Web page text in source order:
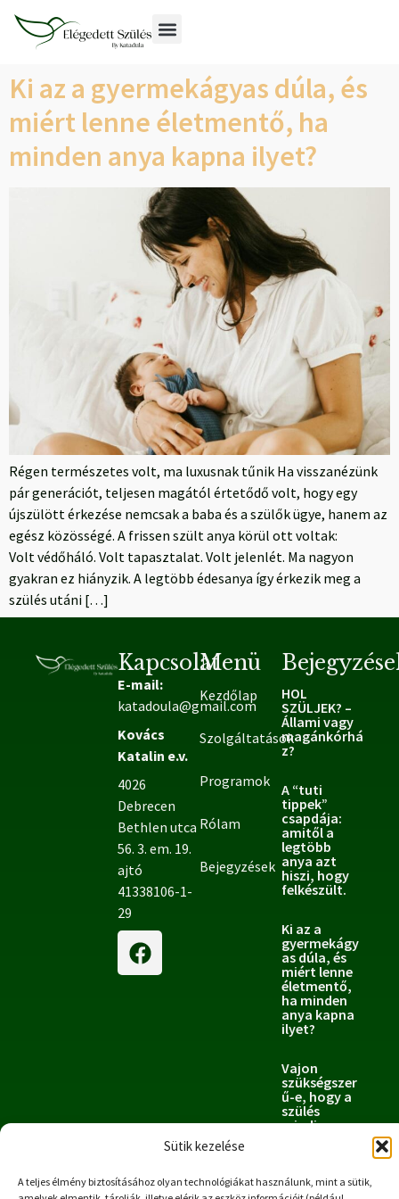
Sütik kezelése
A teljes élmény biztosításához olyan technológiákat használunk, mint a sütik,
Ki az a gyermekágyas dúla, és
miért lenne életmentő, ha
minden anya kapna ilyet?
Régen természetes volt, ma luxusnak tűnik Ha visszanézünk
pár generációt, teljesen magától értetődő volt, hogy egy
újszülött érkezése nemcsak a baba és a szülők ügye, hanem az
egész közösségé. A frissen szült anya körül ott voltak:
Volt védőháló. Volt tapasztalat. Volt jelenlét. Ma nagyon
gyakran ez hiányzik. A legtöbb édesanya így érkezik meg a
szülés utáni […]
Kapcsolat
E-mail:
katadoula@gmail.com
Kovács
Katalin e.v.
4026
Debrecen
Bethlen utca
56. 3. em. 19.
ajtó
41338106-1-
29
Menü
Kezdőlap
Szolgáltatások
Programok
Rólam
Bejegyzések
HOL
SZÜLJEK? –
Állami vagy
magánkórhá
z?
A “tuti
tippek”
csapdája:
amitől a
legtöbb
anya azt
hiszi, hogy
felkészült.
Ki az a
gyermekágy
as dúla, és
miért lenne
életmentő,
ha minden
anya kapna
ilyet?
Vajon
szükségszer
ű-e, hogy a
szülés
mindig
tudod a